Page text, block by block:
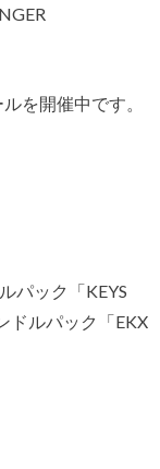
を開催中です。
パック「KEYS
ドルパック「EKX